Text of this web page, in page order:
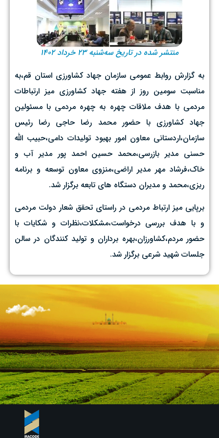
منتشر شده در تاریخ سه‌شنبه ۲۳ خرداد ۱۴۰۲
به گزارش روابط عمومی سازمان جهاد کشاورزی استان قم،به
مناسبت سومین روز از هفته جهاد کشاورزی میز ارتباطات
مردمی با هدف ملاقات چهره به چهره مردمی با مسئولین
جهاد کشاورزی با حضور محمد رضا حاجی رضا رئیس
سازمان،اردستانی معاون امور بهبود تولیدات دامی،حبیب الله
حسنی مدیر بازرسی،محمد حسین احمد پور مدیر آب و
خاک،فرشاد مهر مدیر اراضی،منزوی معاون توسعه و برنامه
ریزی،محمد و مدیران دستگاه های تابعه برگزار شد.
برپایی میز ارتباط مردمی در راستای تحقق شعار دولت مردمی
و با هدف بررسی درخواست،مشکلات،نظرات و شکایات با
حضور مردم،کشاورزان،بهره برداران و تولید کنندگان در سالن
جلسات شهید شرعی برگزار شد.